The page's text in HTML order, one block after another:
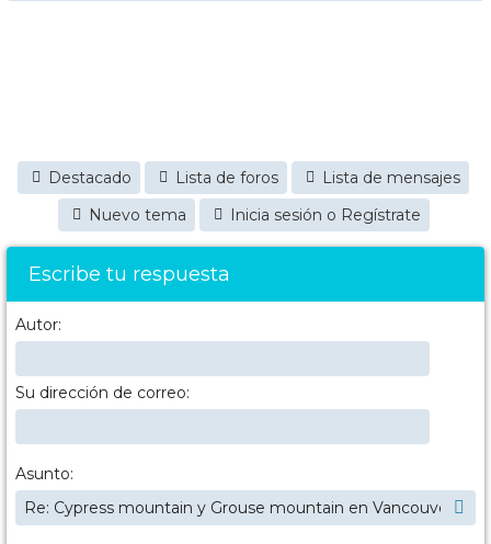
Destacado Lista de foros
Lista de mensajes
Nuevo tema
Inicia sesión o Regístrate
Escribe tu respuesta
Autor:
Su dirección de correo:
Asunto: